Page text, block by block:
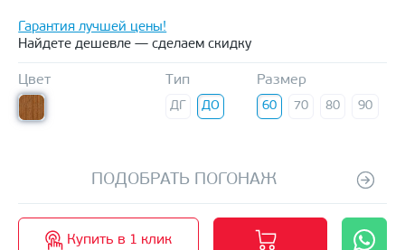
Гарантия лучшей цены!
Найдете дешевле — сделаем скидку
Цвет Тип
ДГ ДО
Размер
60 70 80 90
ПОДОБРАТЬ ПОГОНАЖ
Купить в 1 клик